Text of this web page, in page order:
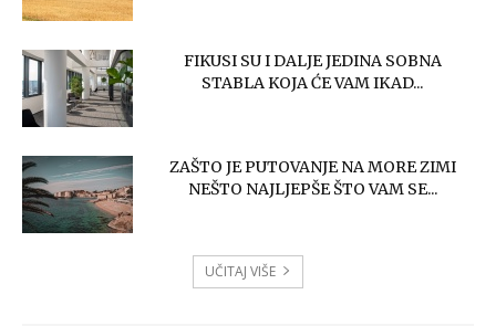
FIKUSI SU I DALJE JEDINA SOBNA
STABLA KOJA ĆE VAM IKAD...
ZAŠTO JE PUTOVANJE NA MORE ZIMI
NEŠTO NAJLJEPŠE ŠTO VAM SE...
UČITAJ VIŠE